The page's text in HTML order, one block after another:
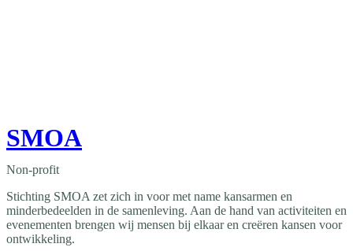
SMOA
Non-profit
Stichting SMOA zet zich in voor met name kansarmen en
minderbedeelden in de samenleving. Aan de hand van activiteiten en
evenementen brengen wij mensen bij elkaar en creëren kansen voor
ontwikkeling.